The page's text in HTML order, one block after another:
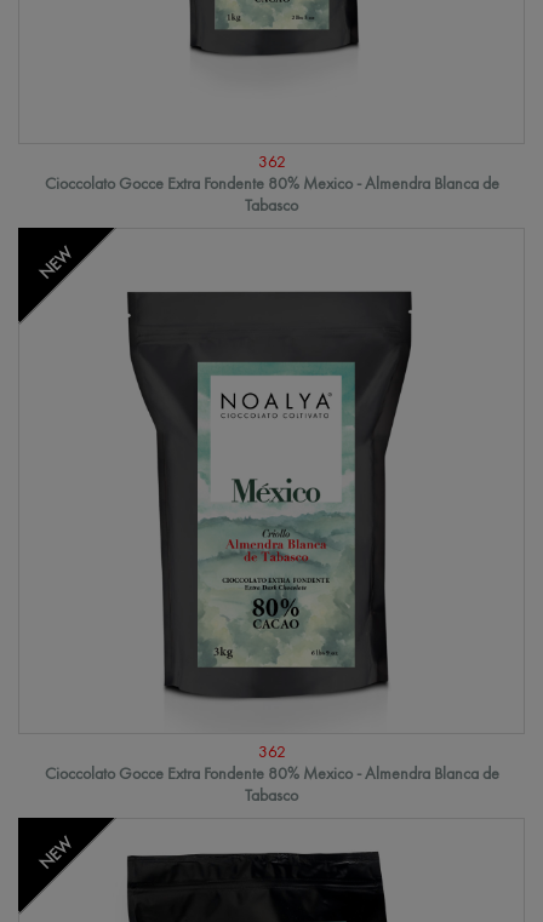
362
Cioccolato Gocce Extra Fondente 80% Mexico - Almendra Blanca de
Tabasco
NEW
362
Cioccolato Gocce Extra Fondente 80% Mexico - Almendra Blanca de
Tabasco
NEW